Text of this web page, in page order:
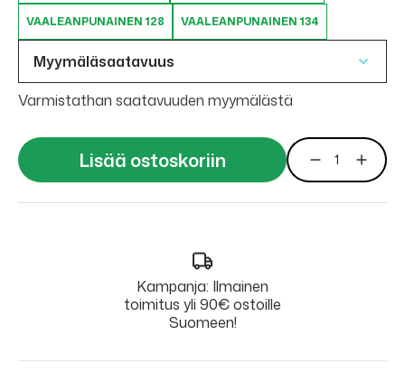
VAALEANPUNAINEN 128 VAALEANPUNAINEN 134
Myymäläsaatavuus
Varmistathan saatavuuden myymälästä
Lisää ostoskoriin
Kampanja: Ilmainen
toimitus yli 90€ ostoille
Suomeen!